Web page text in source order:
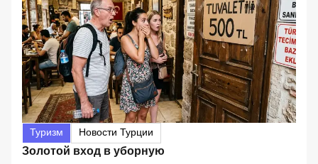
Туризм Новости Турции
Золотой вход в уборную